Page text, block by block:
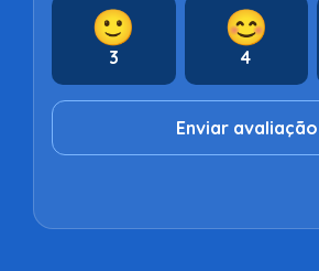
🙂
3
😊
4
Enviar avaliação